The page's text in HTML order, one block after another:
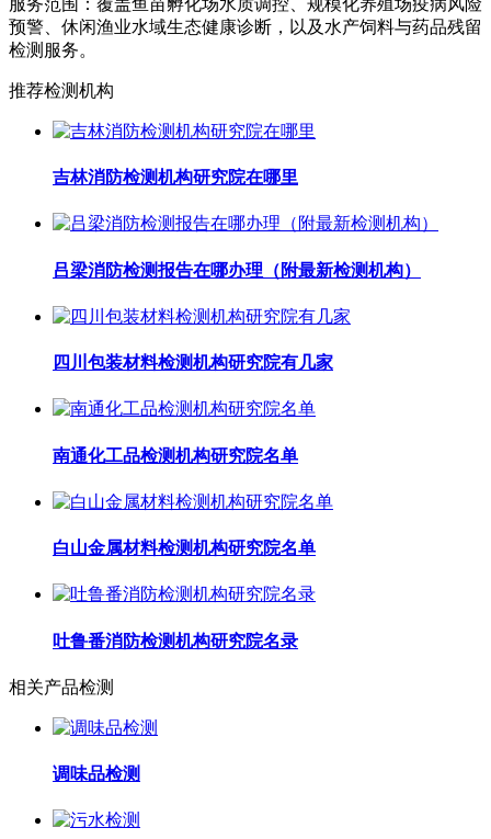
预警、休闲渔业水域生态健康诊断，以及水产饲料与药品残留
检测服务。
推荐检测机构
吉林消防检测机构研究院在哪里
吕梁消防检测报告在哪办理（附最新检测机构）
四川包装材料检测机构研究院有几家
南通化工品检测机构研究院名单
白山金属材料检测机构研究院名单
吐鲁番消防检测机构研究院名录
相关产品检测
调味品检测